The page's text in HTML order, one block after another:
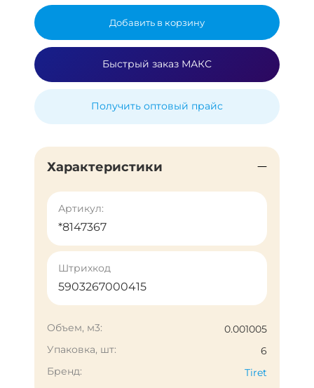
Добавить в корзину
Быстрый заказ МАКС
Получить оптовый прайс
Характеристики
Артикул:
*8147367
Штрихкод
5903267000415
Объем, м3:
0.001005
Упаковка, шт:
6
Бренд:
Tiret